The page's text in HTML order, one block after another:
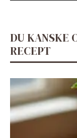
DU KANSKE
RECEPT